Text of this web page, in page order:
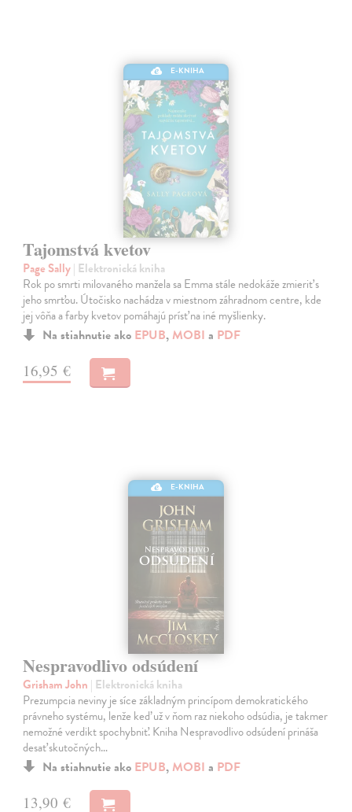
E-KNIHA
Tajomstvá kvetov
Page Sally| Elektronická kniha
Rok po smrti milovaného manžela sa Emma stále nedokáže zmieriť s
jeho smrťou. Útočisko nachádza v miestnom záhradnom centre, kde
jej vôňa a farby kvetov pomáhajú prísť na iné myšlienky.
Na stiahnutie ako EPUB, MOBI a PDF
16,95 €
E-KNIHA
Nespravodlivo odsúdení
Grisham John | Elektronická kniha
Prezumpcia neviny je síce základným princípom demokratického
právneho systému, lenže keď už v ňom raz niekoho odsúdia, je takmer
nemožné verdikt spochybniť. Kniha Nespravodlivo odsúdení prináša
desať skutočných…
Na stiahnutie ako EPUB, MOBI a PDF
13,90 €